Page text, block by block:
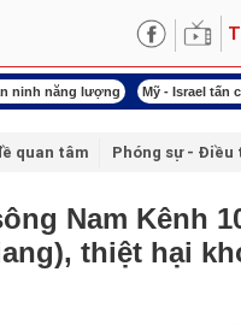
ninh năng lượng Mỹ - Israel tấn
quan tâm Phóng sự - Điều
Nam Kênh
thiệt hại